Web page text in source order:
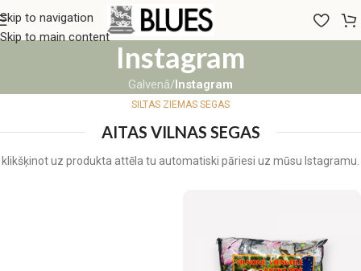
Skip to navigation
Skip to main content
Instagram
Galvenā/Instagram
SILTAS ZIEMAS SEGAS
AITAS VILNAS SEGAS
klikšķinot uz produkta attēla tu automatiski pāriesi uz mūsu Istagramu.